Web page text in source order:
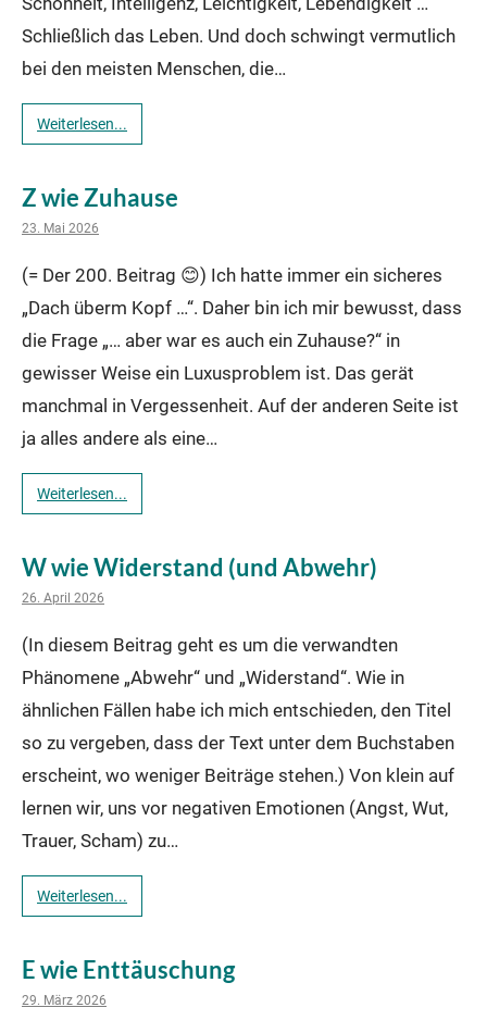
Schließlich das Leben. Und doch schwingt vermutlich
bei den meisten Menschen, die…
Weiterlesen...
Z wie Zuhause
23. Mai 2026
(= Der 200. Beitrag 😊) Ich hatte immer ein sicheres
„Dach überm Kopf …“. Daher bin ich mir bewusst, dass
die Frage „… aber war es auch ein Zuhause?“ in
gewisser Weise ein Luxusproblem ist. Das gerät
manchmal in Vergessenheit. Auf der anderen Seite ist
ja alles andere als eine…
Weiterlesen...
W wie Widerstand (und Abwehr)
26. April 2026
(In diesem Beitrag geht es um die verwandten
Phänomene „Abwehr“ und „Widerstand“. Wie in
ähnlichen Fällen habe ich mich entschieden, den Titel
so zu vergeben, dass der Text unter dem Buchstaben
erscheint, wo weniger Beiträge stehen.) Von klein auf
lernen wir, uns vor negativen Emotionen (Angst, Wut,
Trauer, Scham) zu…
Weiterlesen...
E wie Enttäuschung
29. März 2026